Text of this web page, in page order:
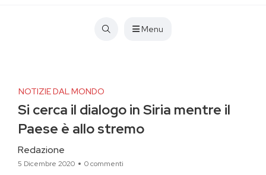
Menu
NOTIZIE DAL MONDO
Si cerca il dialogo in Siria mentre il
Paese è allo stremo
Redazione
5 Dicembre 2020 0 commenti